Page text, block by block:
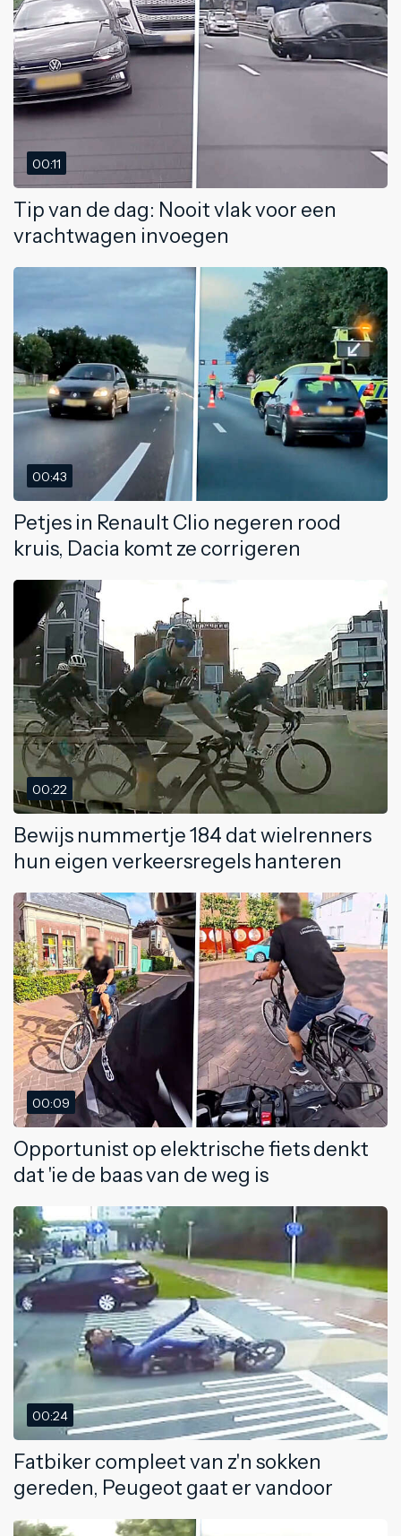
00:11
Tip van de dag: Nooit vlak voor een
vrachtwagen invoegen
00:43
Petjes in Renault Clio negeren rood
kruis, Dacia komt ze corrigeren
00:22
Bewijs nummertje 184 dat wielrenners
hun eigen verkeersregels hanteren
00:09
Opportunist op elektrische fiets denkt
dat 'ie de baas van de weg is
00:24
Fatbiker compleet van z'n sokken
gereden, Peugeot gaat er vandoor